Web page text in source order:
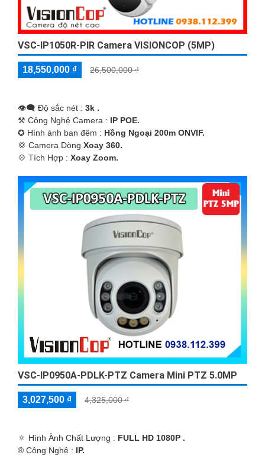
VSC-IP1050R-PIR Camera VISIONCOP (5MP)
18,550,000 ₫ 26,500,000 ₫
👁️‍🗨 Độ sắc nét : 3k .
⚒ Công Nghệ Camera : IP POE.
✪ Hình ảnh ban đêm : Hồng Ngoại 200m ONVIF.
💢 Camera Dòng Xoay 360.
️💠 Tích Hợp : Xoay Zoom.
VSC-IP0950A-PDLK-PTZ Camera Mini PTZ 5.0MP
3,027,500 ₫ 4,325,000 ₫
🔅 Hình Ành Chất Lượng : FULL HD 1080P .
®️ Công Nghệ : IP.